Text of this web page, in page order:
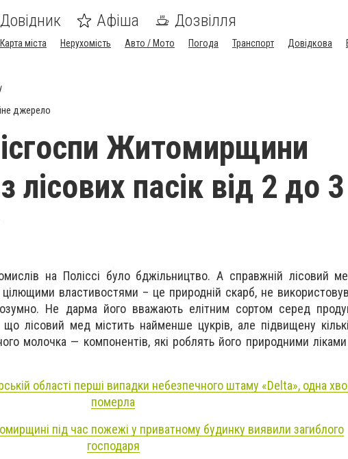
Довідник Афіша Дозвілля
Карта міста Нерухомість Авто / Мото Погода Транспорт Довідкова
джерело
Житомирщини
лісових пасік від 2 до 3
на Поліссі було бджільництво. А справжній лісовий
властивостями – це природній скарб, не
Не дарма його вважають елітним сортом серед
лісовий мед містить найменше цукрів, але підвищену
молочка — компонентів, які роблять його природними
області перші випадки небезпечного штаму «Delta», одна
померла
під час пожежі у приватному будинку виявили загиблого
господаря